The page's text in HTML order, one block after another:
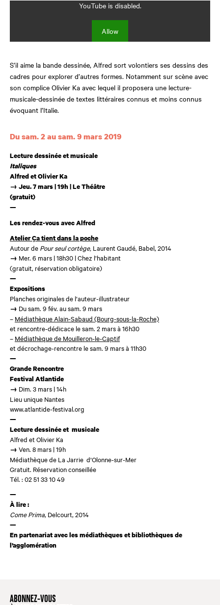
YouTube is disabled.
Allow
S’il aime la bande dessinée, Alfred sort volontiers ses dessins des
cadres pour explorer d’autres formes. Notamment sur scène avec
son complice Olivier Ka avec lequel il proposera une lecture-
musicale-dessinée de textes littéraires connus et moins connus
évoquant l’Italie.
Dates et horaires
Du sam. 2 au sam. 9 mars 2019
Lecture dessinée et musicale
Italiques
Alfred et Olivier Ka
→ Jeu. 7 mars | 19h |Le Théâtre
(gratuit)
—
Les rendez-vous avec Alfred
Atelier Ça tient dans la poche
Autour de Pour seulcortège, Laurent Gaudé, Babel, 2014
→ Mer. 6 mars | 18h30 | Chez l’habitant
(gratuit, réservation obligatoire)
—
Expositions
Planches originales de l’auteur-illustrateur
→ Du sam. 9 fév. au sam. 9 mars
– Médiathèque Alain-Sabaud (Bourg-sous-la-Roche)
et rencontre-dédicace le sam. 2 mars à 16h30
– Médiathèque de Mouilleron-le-Captif
et décrochage-rencontre le sam. 9 mars à 11h30
—
Grande Rencontre
Festival Atlantide
→ Dim. 3 mars | 14h
Lieu unique Nantes
www.atlantide-festival.org
—
Lecture dessinée et musicale
Alfred et Olivier Ka
→ Ven. 8 mars | 19h
Médiathèque de La Jarrie d’Olonne-sur-Mer
Gratuit. Réservation conseillée
Tél. : 02 51 33 10 49
—
À lire :
Come Prima, Delcourt, 2014
—
En partenariat avec les médiathèques et bibliothèques de
l’agglomération
ABONNEZ-VOUS